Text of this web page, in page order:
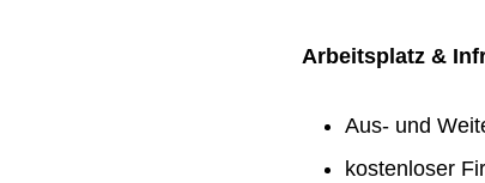
Arbeitsplatz &
Aus- und
kostenloser